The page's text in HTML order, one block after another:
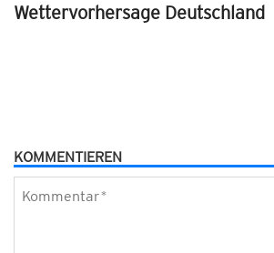
Wettervorhersage Deutschland
KOMMENTIEREN